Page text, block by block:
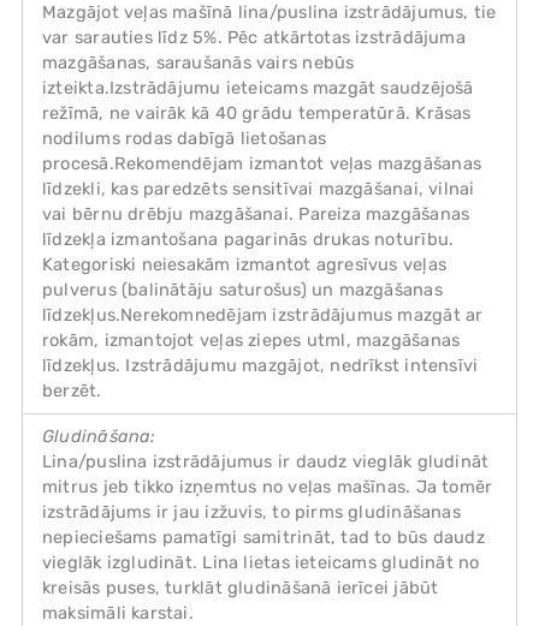
Mazgājot veļas mašīnā lina/puslina izstrādājumus, tie
var sarauties līdz 5%. Pēc atkārtotas izstrādājuma
mazgāšanas, saraušanās vairs nebūs
izteikta.Izstrādājumu ieteicams mazgāt saudzējošā
režīmā, ne vairāk kā 40 grādu temperatūrā. Krāsas
nodilums rodas dabīgā lietošanas
procesā.Rekomendējam izmantot veļas mazgāšanas
līdzekli, kas paredzēts sensitīvai mazgāšanai, vilnai
vai bērnu drēbju mazgāšanai. Pareiza mazgāšanas
līdzekļa izmantošana pagarinās drukas noturību.
Kategoriski neiesakām izmantot agresīvus veļas
pulverus (balinātāju saturošus) un mazgāšanas
līdzekļus.Nerekomnedējam izstrādājumus mazgāt ar
rokām, izmantojot veļas ziepes utml, mazgāšanas
līdzekļus. Izstrādājumu mazgājot, nedrīkst intensīvi
berzēt.
Gludināšana:
Lina/puslina izstrādājumus ir daudz vieglāk gludināt
mitrus jeb tikko izņemtus no veļas mašīnas. Ja tomēr
izstrādājums ir jau izžuvis, to pirms gludināšanas
nepieciešams pamatīgi samitrināt, tad to būs daudz
vieglāk izgludināt. Lina lietas ieteicams gludināt no
kreisās puses, turklāt gludināšanā ierīcei jābūt
maksimāli karstai.